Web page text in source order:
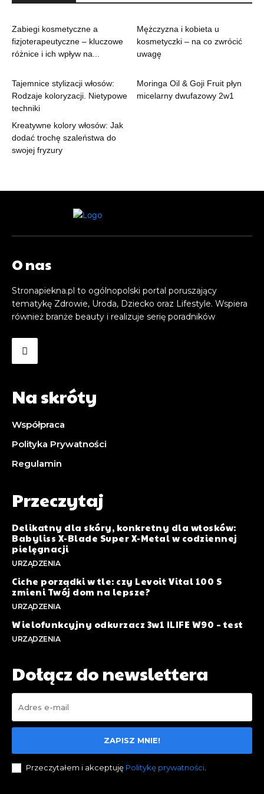
Zabiegi kosmetyczne a
fizjoterapeutyczne – kluczowe
różnice i ich wpływ na...
Mężczyzna i kobieta u
kosmetyczki – na co zwrócić
uwagę
Tajemnice stylizacji włosów:
Rodzaje koloryzacji. Nietypowe
techniki
Moringa Oil & Goji Fruit płyn
micelarny dwufazowy 2w1
Kreatywne kolory włosów: Jak
dodać trochę szaleństwa do
swojej fryzury
O nas
Stronapiekna.pl to ogólnopolski portal poruszający
tematykę Zdrowie, Uroda, Dziecko oraz Lifestyle. Wspiera
również branże beauty i realizuje serię poradników
Na skróty
Współpraca
Polityka Prywatności
Regulamin
Przeczytaj
Delikatny dla skóry, konkretny dla włosków:
Babyliss X-Blade Super X-Metal w codziennej
pielęgnacji
URZĄDZENIA
Ciche porządki w tle: czy Levoit Vital 100 S
zmieni Twój dom na lepsze?
URZĄDZENIA
Wielofunkcyjny odkurzacz 3w1 ILIFE W90 – test
URZĄDZENIA
Dołącz do newslettera
ZAPISZ MNIE!
Przeczytałem i akceptuję Politykę prywatności